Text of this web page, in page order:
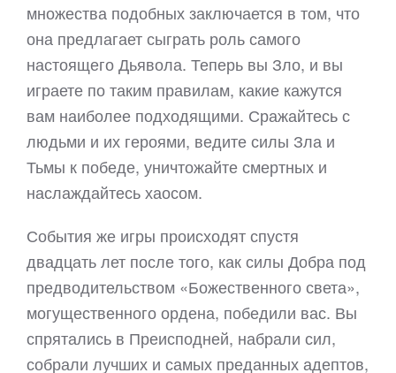
множества подобных заключается в том, что
она предлагает сыграть роль самого
настоящего Дьявола. Теперь вы Зло, и вы
играете по таким правилам, какие кажутся
вам наиболее подходящими. Сражайтесь с
людьми и их героями, ведите силы Зла и
Тьмы к победе, уничтожайте смертных и
наслаждайтесь хаосом.
События же игры происходят спустя
двадцать лет после того, как силы Добра под
предводительством «Божественного света»,
могущественного ордена, победили вас. Вы
спрятались в Преисподней, набрали сил,
собрали лучших и самых преданных адептов,